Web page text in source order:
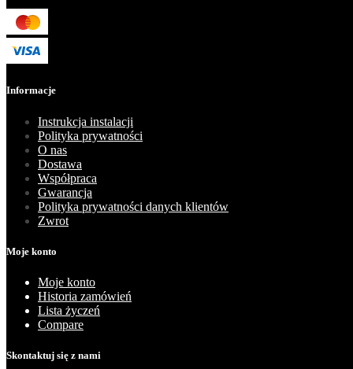
Informacje
Instrukcja instalacji
Polityka prywatności
O nas
Dostawa
Współpraca
Gwarancja
Polityka prywatności danych klientów
Zwrot
Moje konto
Moje konto
Historia zamówień
Lista życzeń
Compare
Skontaktuj się z nami